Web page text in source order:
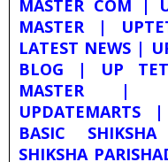
MASTER COM |
MASTER |
LATEST NEWS |
BLOG | UP
MASTER |
BASIC
SHIKSHA